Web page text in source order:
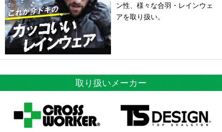
ン性、様々な合羽・レインウェ
アを取り扱い。
取り扱いメーカー